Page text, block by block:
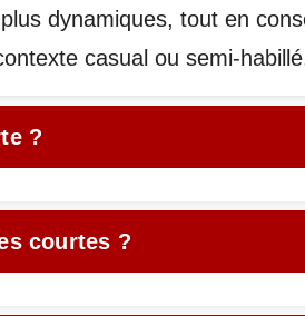
dynamiques, tout en
casual ou semi-
?
courtes ?